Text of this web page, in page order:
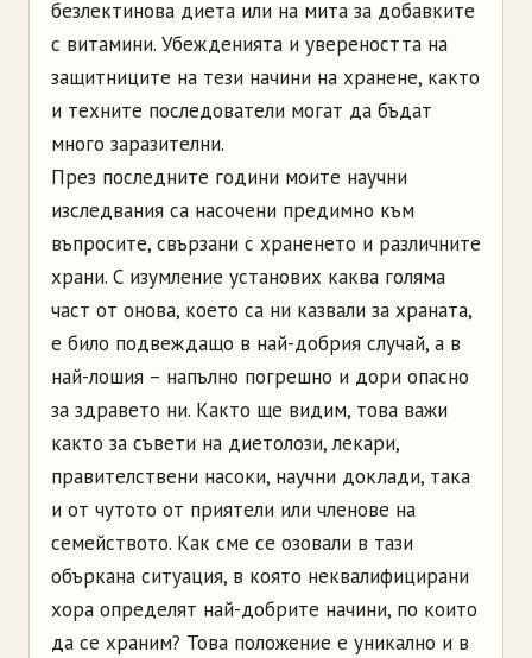
безлектинова диета или на мита за добавкитe
с витамини. Убежденията и увереността на
защитниците на тези начини на хранене, както
и техните последователи могат да бъдат
много заразителни.
През последните години моите научни
изследвания са насочени предимно към
въпросите, свързани с храненето и различните
храни. С изумление установих каква голяма
част от онова, което са ни казвали за храната,
е било подвеждащо в най-добрия случай, а в
най-лошия – напълно погрешно и дори опасно
за здравето ни. Както ще видим, това важи
както за съвети на диетолози, лекари,
правителствени насоки, научни доклади, така
и от чутото от приятели или членове на
семейството. Как сме се озовали в тази
объркана ситуация, в която неквалифицирани
хора определят най-добрите начини, по които
да се храним? Това положение е уникално и в